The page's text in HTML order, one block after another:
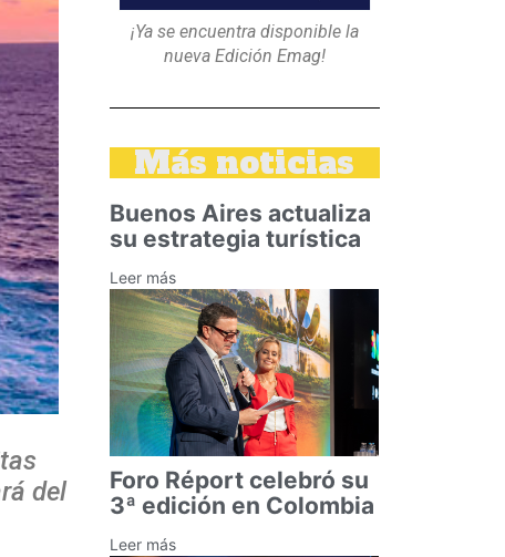
del
¡Ya se encuentra disponible la
nueva Edición Emag!
Más noticias
Buenos Aires actualiza
su estrategia turística
Leer más
Foro Réport celebró su
3ª edición en Colombia
Leer más